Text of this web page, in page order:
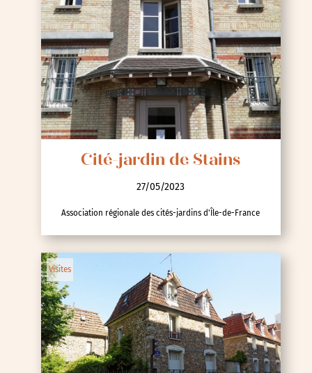
Cité-jardin de Stains
27/05/2023
Association régionale des cités-jardins d'Île-de-France
Visites